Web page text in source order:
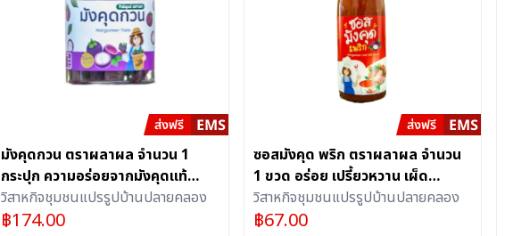
มังคุดกวน ตราผลาผล จำนวน 1
กระปุก ความอร่อยจากมังคุดแท้
100% เคี้ยวเพลิน อุดมไปด้วย
ประโยชน์มากมาย
วิสาหกิจชุมชนแปรรูปบ้านปลายคลอง
฿174.00
ซอสมังคุด พริก ตราผลาผล จำนวน
1 ขวด อร่อย เปรี้ยวหวาน เผ็ด
กลมกล่อมจากธรรมชาติ
วิสาหกิจชุมชนแปรรูปบ้านปลายคลอง
฿67.00